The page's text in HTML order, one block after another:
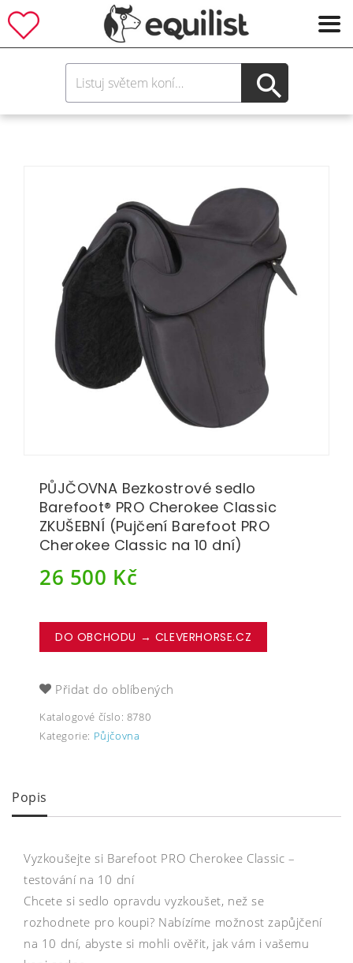
PŮJČOVNA Bezkostrové sedlo
Barefoot® PRO Cherokee Classic
ZKUŠEBNÍ (Pujčení Barefoot PRO
Cherokee Classic na 10 dní)
26 500 Kč
DO OBCHODU → CLEVERHORSE.CZ
Přidat do oblíbených
Katalogové číslo: 8780
Kategorie: Půjčovna
Popis
Vyzkoušejte si Barefoot PRO Cherokee Classic –
testování na 10 dní
Chcete si sedlo opravdu vyzkoušet, než se
rozhodnete pro koupi? Nabízíme možnost zapůjčení
na 10 dní, abyste si mohli ověřit, jak vám i vašemu